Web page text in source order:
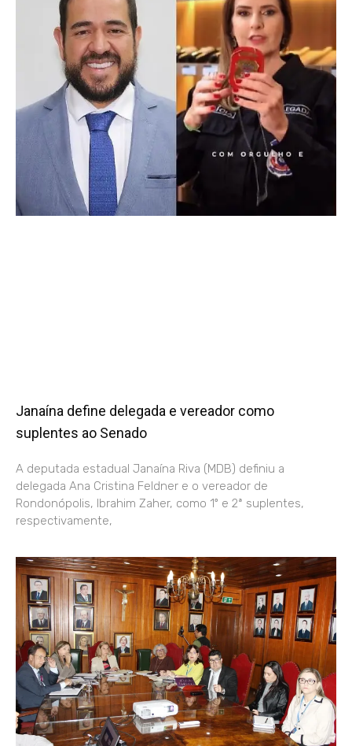
Janaína define delegada e vereador como
suplentes ao Senado
A deputada estadual Janaína Riva (MDB) definiu a
delegada Ana Cristina Feldner e o vereador de
Rondonópolis, Ibrahim Zaher, como 1º e 2ª suplentes,
respectivamente,